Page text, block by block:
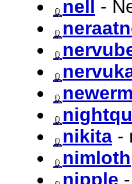
nell -
nikita -
nimloth
nipple